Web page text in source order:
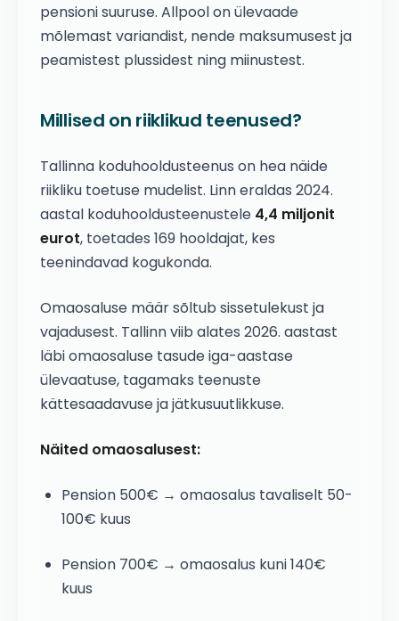
pensioni suuruse. Allpool on ülevaade
mõlemast variandist, nende maksumusest ja
peamistest plussidest ning miinustest.
Millised on riiklikud teenused?
Tallinna koduhooldusteenus on hea näide
riikliku toetuse mudelist. Linn eraldas 2024.
aastal koduhooldusteenustele 4,4 miljonit
eurot, toetades 169 hooldajat, kes
teenindavad kogukonda.
Omaosaluse määr sõltub sissetulekust ja
vajadusest. Tallinn viib alates 2026. aastast
läbi omaosaluse tasude iga-aastase
ülevaatuse, tagamaks teenuste
kättesaadavuse ja jätkusuutlikkuse.
Näited omaosalusest:
Pension 500€ → omaosalus tavaliselt 50-
100€ kuus
Pension 700€ → omaosalus kuni 140€
kuus